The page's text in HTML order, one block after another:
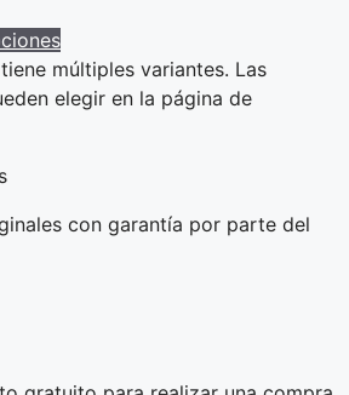
múltiples variantes. Las
elegir en la página de
con garantía por parte del